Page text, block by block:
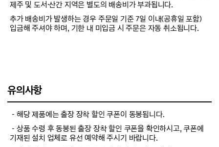
제주 및 도서·산간 지역은 별도의 배송비가 부과됩니다.
추가 배송비가 발생하는 경우 주문일 기준 7일 이내(공휴일 포함)
입금해 주셔야 하며, 기한 내 미입금 시 주문은 자동 취소됩니다.
유의사항
－해당 제품에는 출장 장착 할인 쿠폰이 동봉됩니다.
－상품 수령 후 동봉된 출장 장착 할인 쿠폰을 확인하시고, 쿠폰에
기재된 설치 업체로 유선 예약해 주시기 바랍니다.